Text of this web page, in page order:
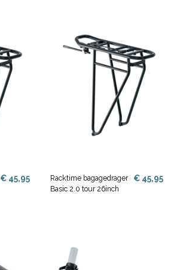
€ 45,95
Racktime bagagedrager
Basic 2.0 tour 26inch
€ 45,95